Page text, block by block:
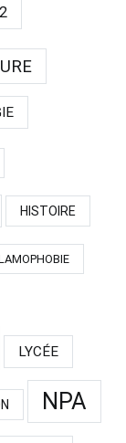
HISTOIRE
LYCÉE
NPA